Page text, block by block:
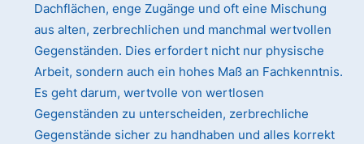
Dachflächen, enge Zugänge und oft eine Mischung
aus alten, zerbrechlichen und manchmal wertvollen
Gegenständen. Dies erfordert nicht nur physische
Arbeit, sondern auch ein hohes Maß an Fachkenntnis.
Es geht darum, wertvolle von wertlosen
Gegenständen zu unterscheiden, zerbrechliche
Gegenstände sicher zu handhaben und alles korrekt